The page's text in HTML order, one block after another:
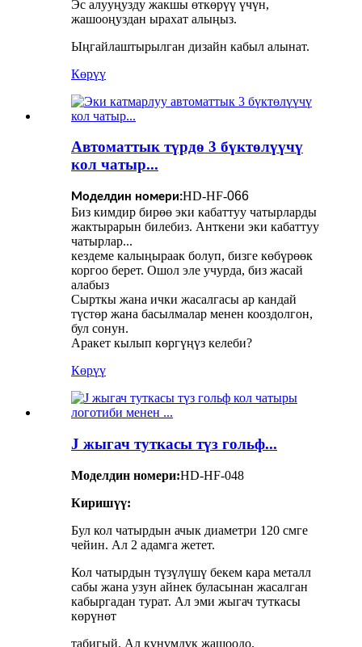
Эс алууңузду жакшы өткөрүү үчүн,
жашооңуздан ырахат алыңыз.
Ыңгайлаштырылган дизайн кабыл алынат.
Көрүү
Автоматтык түрдө 3 бүктөлүүчү
кол чатыр...
Моделдин номери:HD-HF-066
Биз кимдир бирөө эки кабаттуу чатырларды
жактырарын билебиз. Анткени эки кабаттуу
чатырлар...
кездеме калыңыраак болуп, бизге көбүрөөк
коргоо берет. Ошол эле учурда, биз жасай
алабыз
Сырткы жана ички жасалгасы ар кандай
түстөр жана басылмалар менен кооздолгон,
бул сонун.
Аракет кылып көргүңүз келеби?
Көрүү
J жыгач туткасы түз гольф...
Моделдин номери:HD-HF-048
Киришүү:
Бул кол чатырдын ачык диаметри 120 смге
чейин. Ал 2 адамга жетет.
Кол чатырдын түзүлүшү бекем кара металл
сабы жана узун айнек буласынан жасалган
кабыргадан турат. Ал эми жыгач туткасы
көрүнөт
табигый. Ал күнүмдүк жашоодо,